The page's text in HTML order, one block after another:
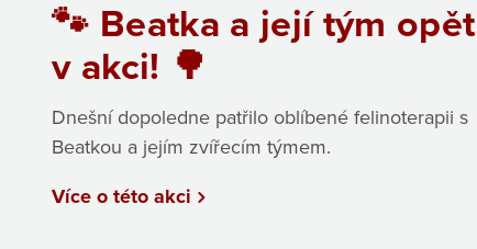
🐾 Beatka a její tým opět
v akci! 🌳
Dnešní dopoledne patřilo oblíbené felinoterapii s
Beatkou a jejím zvířecím týmem.
Více o této akci